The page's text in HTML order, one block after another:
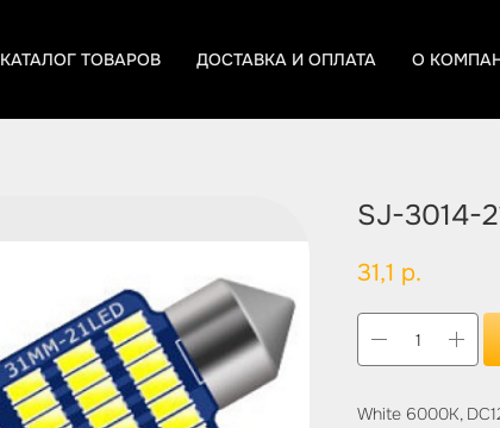
КАТАЛОГ ТОВАРОВ ДОСТАВКА И ОПЛАТА О
SJ-3014-
31,1 р.
White 6000K,